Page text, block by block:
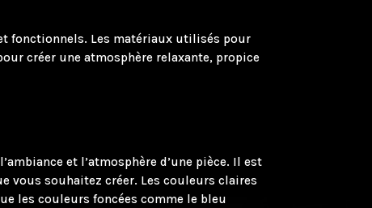
fonctionnels. Les matériaux utilisés pour
créer une atmosphère relaxante, propice
et l’atmosphère d’une pièce. Il est
vous souhaitez créer. Les couleurs claires
les couleurs foncées comme le bleu